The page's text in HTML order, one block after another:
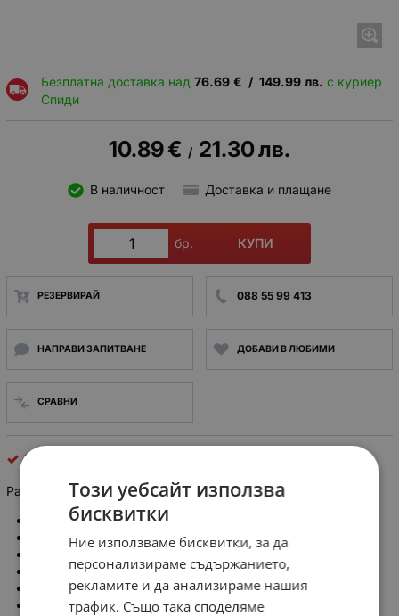
Безплатна доставка над 76.69 € / 149.99 лв. с куриер
Спиди
10.89€ / 21.30лв.
В наличност Доставка и плащане
бр. КУПИ
РЕЗЕРВИРАЙ 088 55 99 413
НАПРАВИ ЗАПИТВАНЕ ДОБАВИ В ЛЮБИМИ
СРАВНИ
Радиатори
Радиатор L:85mm W:55mm H:32mm
Тип радиатор: щампован
Форма на радиатора: оребрен
Дължина: 85mm
Широчина: 55mm
Височина: 32mm
Този уебсайт използва
бисквитки
Ние използваме бисквитки, за да
персонализираме съдържанието,
рекламите и да анализираме нашия
трафик. Също така споделяме